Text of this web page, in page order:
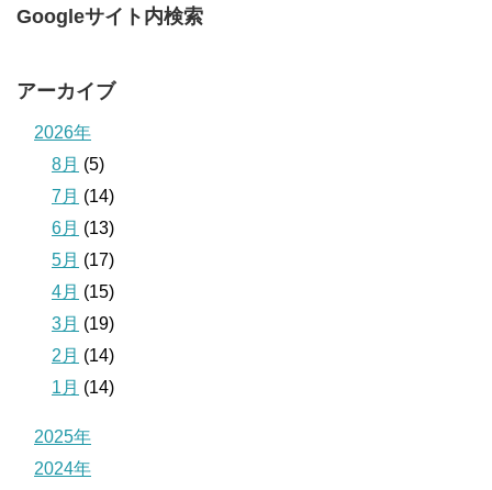
Googleサイト内検索
アーカイブ
2026年
8月 (5)
7月 (14)
6月 (13)
5月 (17)
4月 (15)
3月 (19)
2月 (14)
1月 (14)
2025年
2024年